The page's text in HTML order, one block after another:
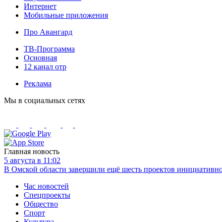
Интернет
Мобильные приложения
Про Авангард
ТВ-Программа
Основная
12 канал отр
Реклама
Мы в социальных сетях
Главная новость
5 августа в 11:02
В Омской области завершили ещё шесть проектов
Час новостей
Спецпроекты
Общество
Спорт